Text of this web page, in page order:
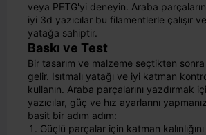
veya PETG'yi deneyin. Araba
iyi 3d yazıcılar bu filamentlerle çalışır ve
yatağa sahiptir.
Baskı ve Test
Bir tasarım ve malzeme seçtikten sonra
gelir. Isıtmalı yatağı ve iyi katman
kullanın. Araba parçalarını yazdırmak
yazıcılar, güç ve hız ayarlarını
basit bir adım adım:
Güçlü parçalar için katman